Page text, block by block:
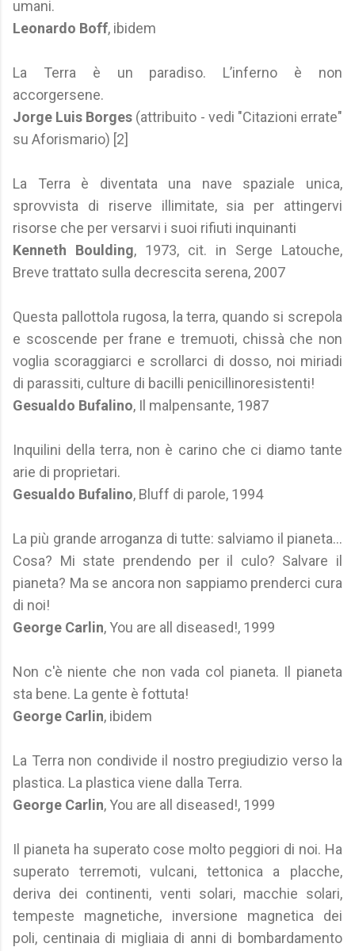
umani.
Leonardo Boff, ibidem
La Terra è un paradiso. L’inferno è non
accorgersene.
Jorge Luis Borges (attribuito - vedi "Citazioni errate"
su Aforismario) [2]
La Terra è diventata una nave spaziale unica,
sprovvista di riserve illimitate, sia per attingervi
risorse che per versarvi i suoi rifiuti inquinanti
Kenneth Boulding, 1973, cit. in Serge Latouche,
Breve trattato sulla decrescita serena, 2007
Questa pallottola rugosa, la terra, quando si screpola
e scoscende per frane e tremuoti, chissà che non
voglia scoraggiarci e scrollarci di dosso, noi miriadi
di parassiti, culture di bacilli penicillinoresistenti!
Gesualdo Bufalino, Il malpensante, 1987
Inquilini della terra, non è carino che ci diamo tante
arie di proprietari.
Gesualdo Bufalino, Bluff di parole, 1994
La più grande arroganza di tutte: salviamo il pianeta...
Cosa? Mi state prendendo per il culo? Salvare il
pianeta? Ma se ancora non sappiamo prenderci cura
di noi!
George Carlin, You are all diseased!, 1999
Non c'è niente che non vada col pianeta. Il pianeta
sta bene. La gente è fottuta!
George Carlin, ibidem
La Terra non condivide il nostro pregiudizio verso la
plastica. La plastica viene dalla Terra.
George Carlin, You are all diseased!, 1999
Il pianeta ha superato cose molto peggiori di noi. Ha
superato terremoti, vulcani, tettonica a placche,
deriva dei continenti, venti solari, macchie solari,
tempeste magnetiche, inversione magnetica dei
poli, centinaia di migliaia di anni di bombardamento